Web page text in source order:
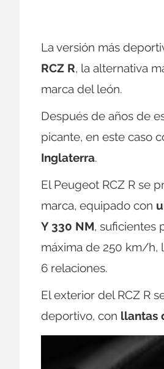
La versión más
RCZ R, la alternativa
marca del león.
Después de años de
picante, en este caso
Inglaterra.
El Peugeot RCZ R se
marca, equipado con
Y 330 NM, suficientes
máxima de 250 km/h,
6 relaciones.
El exterior del RCZ R
deportivo, con llantas